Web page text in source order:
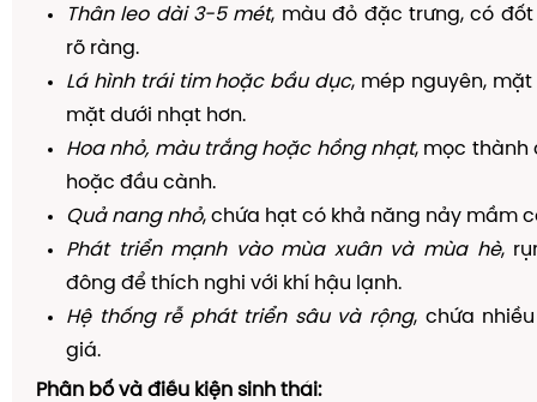
Thân leo dài 3-5 mét, màu đỏ đặc trưng, có
rõ ràng.
Lá hình trái tim hoặc bầu dục, mép nguyên,
mặt dưới nhạt hơn.
Hoa nhỏ, màu trắng hoặc hồng nhạt, mọc thành
hoặc đầu cành.
Quả nang nhỏ, chứa hạt có khả năng nảy mầm
Phát triển mạnh vào mùa xuân và mùa hè,
đông để thích nghi với khí hậu lạnh.
Hệ thống rễ phát triển sâu và rộng, chứa
giá.
Phân bố và điều kiện sinh thái: